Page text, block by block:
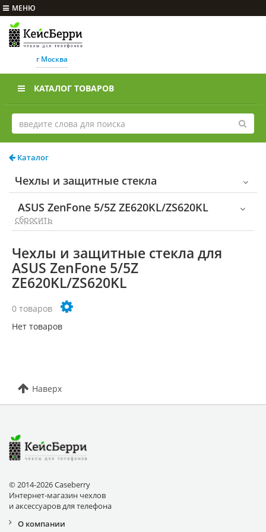
МЕНЮ
г Москва
КАТАЛОГ ТОВАРОВ
Каталог
Чехлы и защитные стекла
ASUS ZenFone 5/5Z ZE620KL/ZS620KL
cбросить
Чехлы и защитные стекла для
ASUS ZenFone 5/5Z
ZE620KL/ZS620KL
0 товаров
Нет товаров
Наверх
© 2014-2026 Caseberry
Интернет-магазин чехлов
и аксессуаров для телефона
О компании